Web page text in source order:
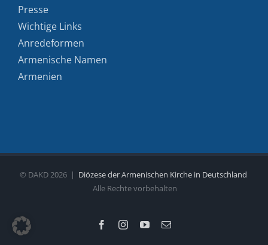
Presse
Wichtige Links
Anredeformen
Armenische Namen
Armenien
© DAKD2026 | Diözese der Armenischen Kirche in Deutschland
Alle Rechte vorbehalten
FacebookInstagramYouTube
E-